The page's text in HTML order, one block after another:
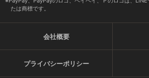
たは商標です。
会社概要
プライバシーポリシー